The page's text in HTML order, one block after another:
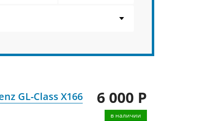
GL-Class X166
6 000 Р
в наличии